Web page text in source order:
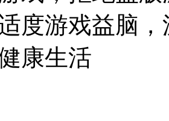
度游戏益脑
康生活